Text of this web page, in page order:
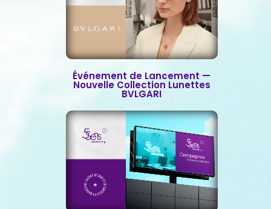
Événement de Lancement —
Nouvelle Collection Lunettes
BVLGARI